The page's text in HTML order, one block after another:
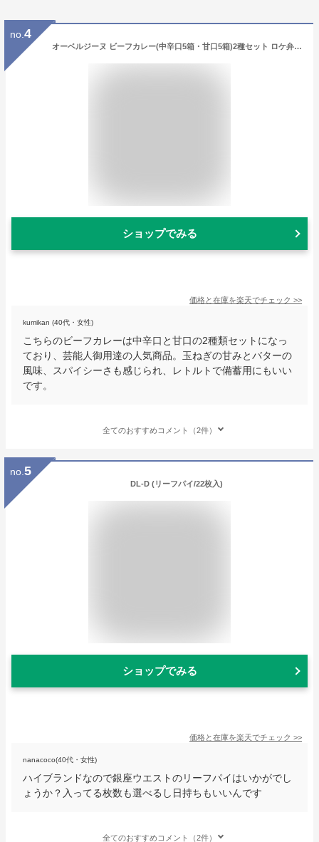
no. 4
オーベルジーヌ ビーフカレー(中辛口5箱・甘口5箱)2種セット ロケ弁 芸能界 テレビ レトルトカレー 欧風 芸能人 御用達
ショップでみる
価格と在庫を楽天でチェック >>
kumikan (40代・女性)
こちらのビーフカレーは中辛口と甘口の2種類セットになっ
ており、芸能人御用達の人気商品。玉ねぎの甘みとバターの
風味、スパイシーさも感じられ、レトルトで備蓄用にもいい
です。
全てのおすすめコメント（2件）
no. 5
DL-D (リーフパイ/22枚入)
ショップでみる
価格と在庫を楽天でチェック >>
nanacoco(40代・女性)
ハイブランドなので銀座ウエストのリーフパイはいかがでし
ょうか？入ってる枚数も選べるし日持ちもいいんです
全てのおすすめコメント（2件）